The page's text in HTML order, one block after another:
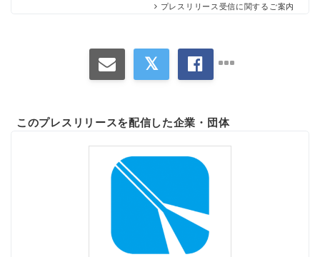
プレスリリース受信に関するご案内
このプレスリリースを配信した企業・団体